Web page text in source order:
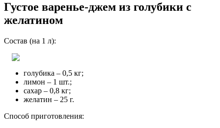
Густое варенье-джем из голубики с
желатином
Состав (на 1 л):
голубика – 0,5 кг;
лимон – 1 шт.;
сахар – 0,8 кг;
желатин – 25 г.
Способ приготовления: